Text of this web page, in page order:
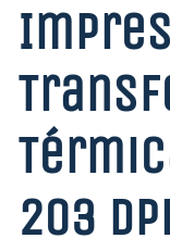
203 dpi